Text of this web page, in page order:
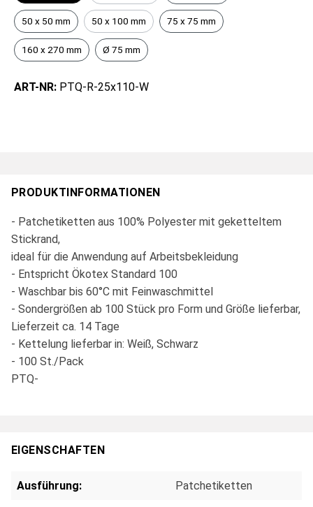
50 x 50 mm 50 x 100 mm 75 x 75 mm
160 x 270 mm Ø 75 mm
ART-NR: PTQ-R-25x110-W
PRODUKTINFORMATIONEN
- Patchetiketten aus 100% Polyester mit geketteltem
Stickrand,
ideal für die Anwendung auf Arbeitsbekleidung
- Entspricht Ökotex Standard 100
- Waschbar bis 60°C mit Feinwaschmittel
- Sondergrößen ab 100 Stück pro Form und Größe lieferbar,
Lieferzeit ca. 14 Tage
- Kettelung lieferbar in: Weiß, Schwarz
- 100 St./Pack
PTQ-
EIGENSCHAFTEN
Ausführung: Patchetiketten